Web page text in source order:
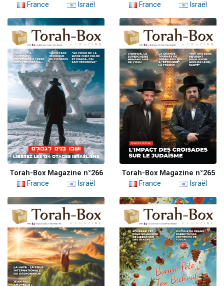
France
Israël
France
Israël
Torah-Box Magazine n°266
France
Israël
Torah-Box Magazine n°265
France
Israël